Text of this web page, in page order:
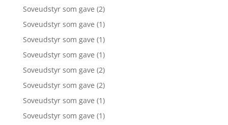
Soveudstyr som gave (2)
Soveudstyr som gave (1)
Soveudstyr som gave (1)
Soveudstyr som gave (1)
Soveudstyr som gave (2)
Soveudstyr som gave (2)
Soveudstyr som gave (1)
Soveudstyr som gave (1)